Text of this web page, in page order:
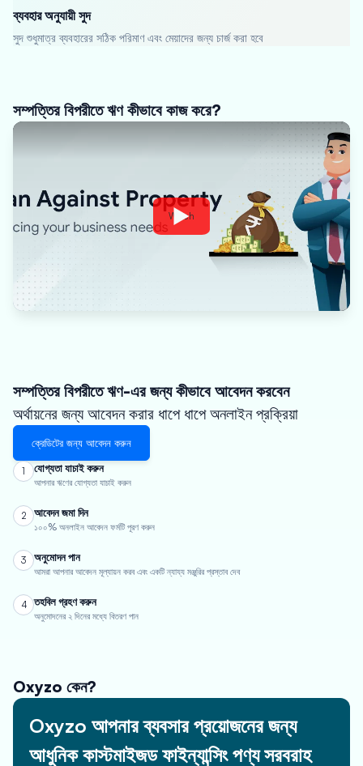
ব্যবহার অনুযায়ী সুদ
সুদ শুধুমাত্র ব্যবহারের সঠিক পরিমাণ এবং মেয়াদের জন্য চার্জ করা হবে
সম্পত্তির বিপরীতে ঋণ কীভাবে কাজ করে?
Watch
সম্পত্তির বিপরীতে ঋণ-এর জন্য কীভাবে আবেদন করবেন
অর্থায়নের জন্য আবেদন করার ধাপে ধাপে অনলাইন প্রক্রিয়া
ক্রেডিটের জন্য আবেদন করুন
1 যোগ্যতা যাচাই করুন
আপনার ঋণের যোগ্যতা যাচাই করুন
2 আবেদন জমা দিন
১০০% অনলাইন আবেদন ফর্মটি পূরণ করুন
3 অনুমোদন পান
আমরা আপনার আবেদন মূল্যায়ন করব এবং একটি ন্যায্য মঞ্জুরির প্রস্তাব দেব
4 তহবিল গ্রহণ করুন
অনুমোদনের ২ দিনের মধ্যে বিতরণ পান
Oxyzo কেন?
Oxyzo আপনার ব্যবসার প্রয়োজনের জন্য
আধুনিক কাস্টমাইজড ফাইন্যান্সিং পণ্য সরবরাহ